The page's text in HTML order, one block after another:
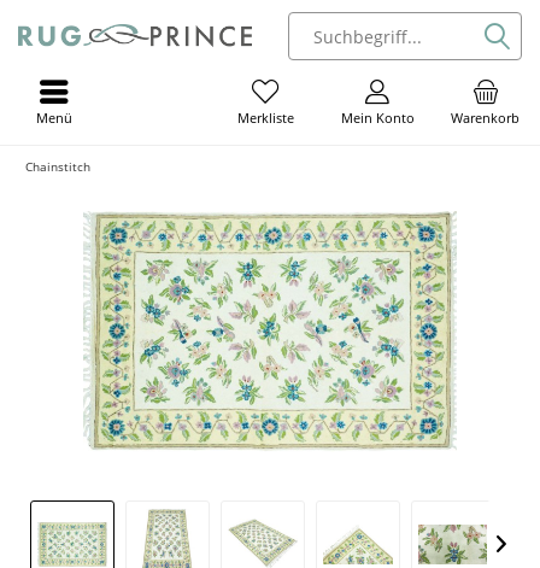
Warenkorb
Mein Konto
Merkliste
Menü
Chainstitch